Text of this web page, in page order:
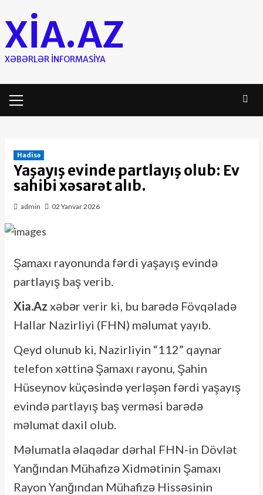
to
content
XIA.AZ
XƏBƏRLƏR INFORMASIYA
Menu
Hadisə
Yaşayış evinde partlayış olub: Ev
sahibi xəsarət alıb.
admin 02 Yanvar 2026
Şamaxı rayonunda fərdi yaşayış evində
partlayış baş verib.
Xia.Az xəbər verir ki, bu barədə Fövqəladə
Hallar Nazirliyi (FHN) məlumat yayıb.
Qeyd olunub ki, Nazirliyin “112” qaynar
telefon xəttinə Şamaxı rayonu, Şahin
Hüseynov küçəsində yerləşən fərdi yaşayış
evində partlayış baş verməsi barədə
məlumat daxil olub.
Məlumatla əlaqədar dərhal FHN-in Dövlət
Yanğından Mühafizə Xidmətinin Şamaxı
Rayon Yanğından Mühafizə Hissəsinin